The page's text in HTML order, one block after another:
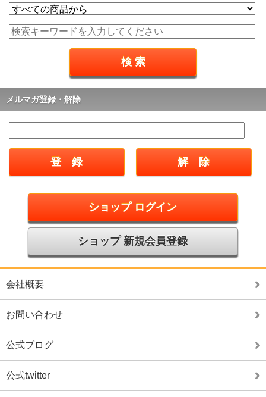
メルマガ登録・解除
ショップ ログイン
ショップ 新規会員登録
会社概要
お問い合わせ
公式ブログ
公式twitter